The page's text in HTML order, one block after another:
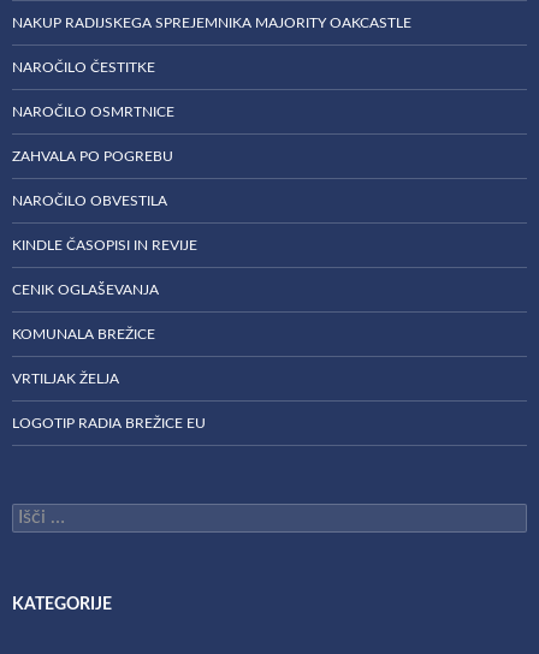
NAKUP RADIJSKEGA SPREJEMNIKA MAJORITY OAKCASTLE
NAROČILO ČESTITKE
NAROČILO OSMRTNICE
ZAHVALA PO POGREBU
NAROČILO OBVESTILA
KINDLE ČASOPISI IN REVIJE
CENIK OGLAŠEVANJA
KOMUNALA BREŽICE
VRTILJAK ŽELJA
LOGOTIP RADIA BREŽICE EU
Išči:
KATEGORIJE